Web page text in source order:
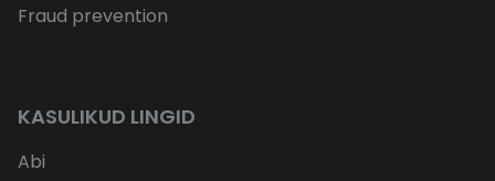
Fraud prevention
KASULIKUD LINGID
Abi